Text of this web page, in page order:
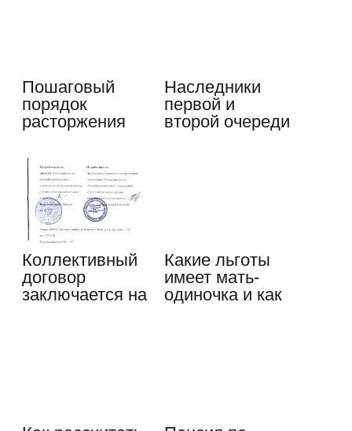
Пошаговый
порядок
расторжения
договора (по…
Наследники
первой и
второй очереди
Коллективный
договор
заключается на
Какие льготы
имеет мать-
одиночка и как